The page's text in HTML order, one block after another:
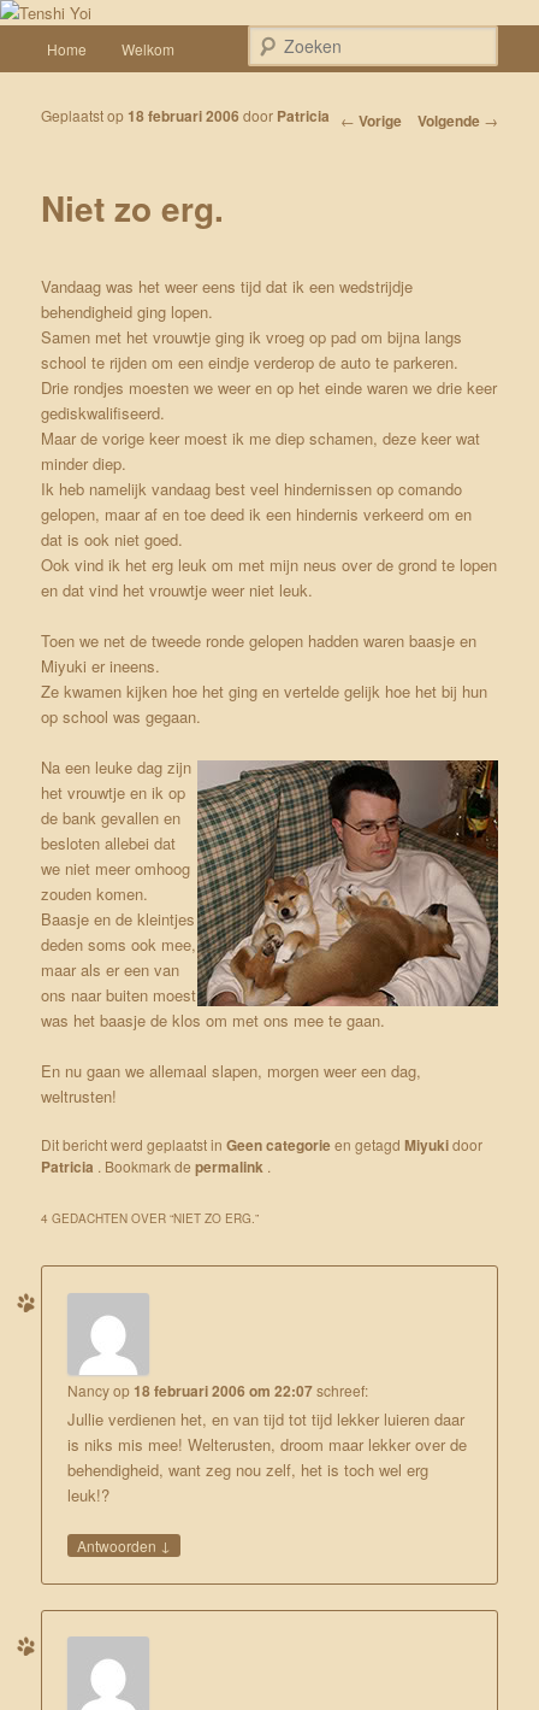
Spring naar de primaire inhoud
Tenshi Yoi
Een weblog over onze Shiba’s (Keiko, Rontu, Miyuki, Tatsu en Yumi)
Home Welkom
Bericht navigatie
← Vorige Volgende →
Niet zo erg.
Geplaatst op 18 februari 2006 door Patricia
Vandaag was het weer eens tijd dat ik een wedstrijdje
behendigheid ging lopen.
Samen met het vrouwtje ging ik vroeg op pad om bijna langs
school te rijden om een eindje verderop de auto te parkeren.
Drie rondjes moesten we weer en op het einde waren we drie keer
gediskwalifiseerd.
Maarde vorige keer moest ik me diep schamen, deze keer wat
minder diep.
Ik heb namelijk vandaag best veel hindernissen op comando
gelopen, maar af en toe deed ik een hindernis verkeerd om en
dat is ook niet goed.
Ook vind ik het erg leuk om met mijn neus over de grond te lopen
en dat vind het vrouwtje weer niet leuk.
Toen we net de tweede ronde gelopen hadden waren baasje en
Miyuki er ineens.
Ze kwamen kijken hoe het ging en vertelde gelijk hoe het bij hun
op school was gegaan.
Na een leuke dag zijn
het vrouwtje en ik op
de bank gevallen en
besloten allebei dat
we niet meer omhoog
zouden komen.
Baasje en de kleintjes
deden soms ook mee,
maar als er een van
ons naar buiten moest
was het baasje de klos om met ons mee te gaan.
En nu gaan we allemaal slapen, morgen weer een dag,
weltrusten!
Dit bericht werd geplaatst inGeen categorieen getagdMiyukidoor
Patricia . Bookmark depermalink .
4 GEDACHTEN OVER “NIET ZO ERG.”
Nancyop 18 februari 2006 om 22:07schreef:
Jullie verdienen het, en van tijd tot tijd lekker luieren daar
is niks mis mee! Welterusten, droom maar lekker over de
behendigheid, want zeg nou zelf, het is toch wel erg
leuk!?
Antwoorden ↓